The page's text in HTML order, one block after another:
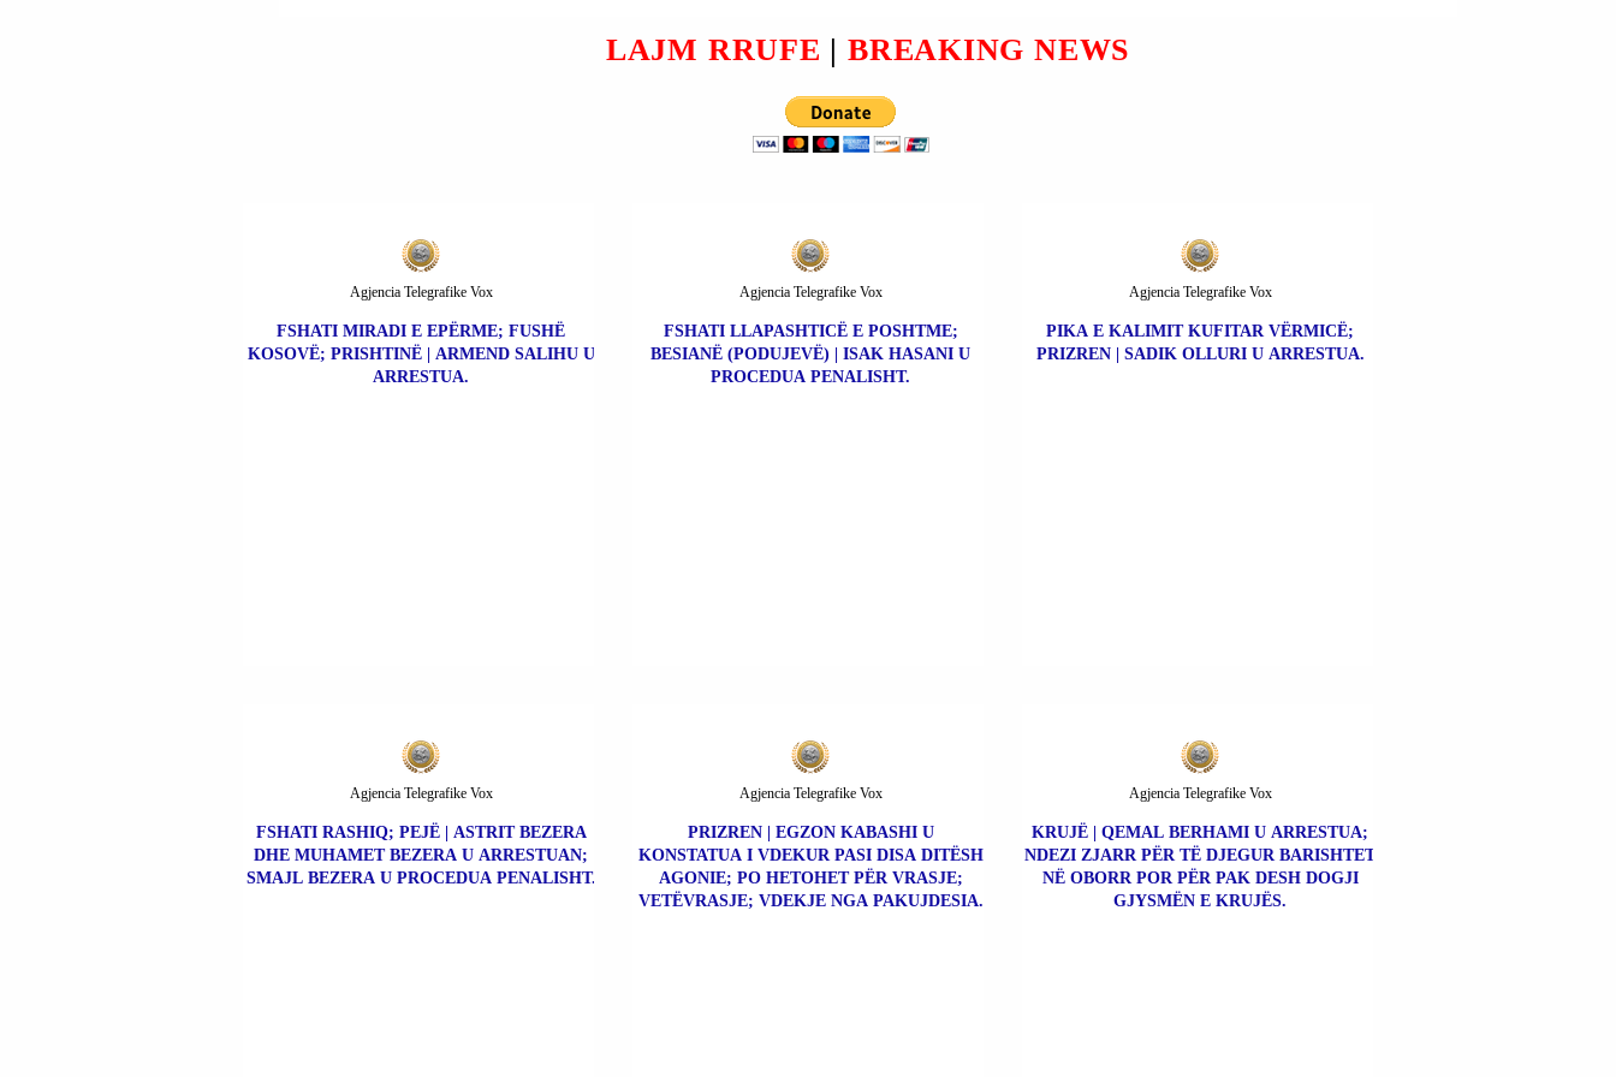
MIRË PËR SHBA-ës.
JETË E HAPUR PËR TË
LAJM RRUFE | BREAKING NEWS
FSHATI MIRADI E EPËRME; FUSHË
KOSOVË; PRISHTINË | ARMEND SALIHU U
ARRESTUA.
Agjencia Telegrafike Vox
FSHATI LLAPASHTICË E POSHTME;
BESIANË (PODUJEVË) | ISAK HASANI U
PROCEDUA PENALISHT.
Agjencia Telegrafike Vox
PIKA E KALIMIT KUFITAR VËRMICË;
PRIZREN | SADIK OLLURI U ARRESTUA.
Agjencia Telegrafike Vox
FSHATI RASHIQ; PEJË | ASTRIT BEZERA
DHE MUHAMET BEZERA U ARRESTUAN;
SMAJL BEZERA U PROCEDUA PENALISHT.
Agjencia Telegrafike Vox
PRIZREN | EGZON KABASHI U
KONSTATUA I VDEKUR PASI DISA DITËSH
AGONIE; PO HETOHET PËR VRASJE;
VETËVRASJE; VDEKJE NGA PAKUJDESIA.
Agjencia Telegrafike Vox
KRUJË | QEMAL BERHAMI U ARRESTUA;
NDEZI ZJARR PËR TË DJEGUR BARISHTET
NË OBORR POR PËR PAK DESH DOGJI
GJYSMËN E KRUJËS.
Agjencia Telegrafike Vox